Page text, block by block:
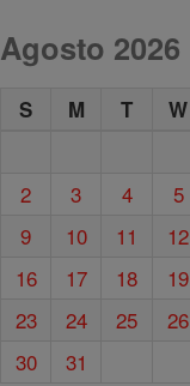
Agosto 2026
S M T W
2
3 4 5
9
10 11 12
16
17 18 19
23
24 25 26
30
31